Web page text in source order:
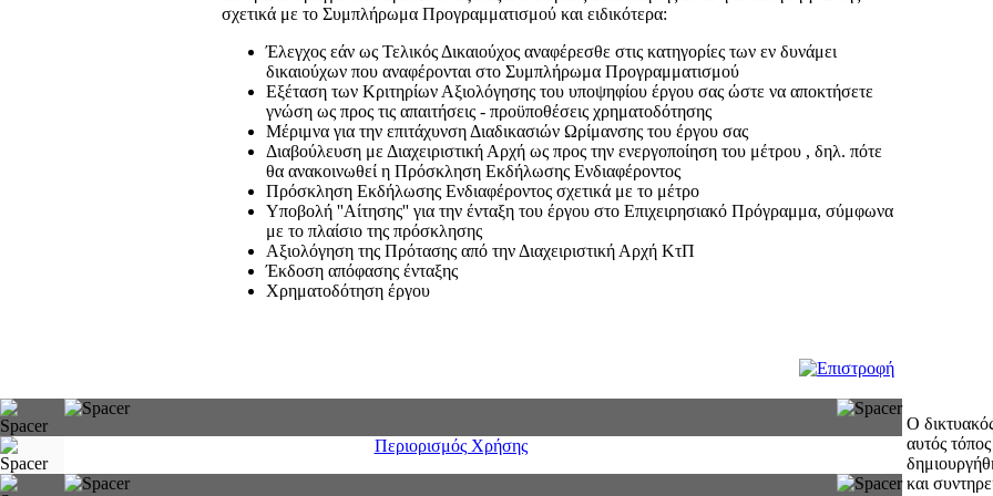
σχετικά με το Συμπλήρωμα Προγραμματισμού και ειδικότερα:
Έλεγχος εάν ως Τελικός Δικαιούχος αναφέρεσθε στις κατηγορίες των εν δυνάμει
δικαιούχων που αναφέρονται στο Συμπλήρωμα Προγραμματισμού
Εξέταση των Κριτηρίων Αξιολόγησης του υποψηφίου έργου σας ώστε να αποκτήσετε
γνώση ως προς τις απαιτήσεις - προϋποθέσεις χρηματοδότησης
Μέριμνα για την επιτάχυνση Διαδικασιών Ωρίμανσης του έργου σας
Διαβούλευση με Διαχειριστική Αρχή ως προς την ενεργοποίηση του μέτρου , δηλ. πότε
θα ανακοινωθεί η Πρόσκληση Εκδήλωσης Ενδιαφέροντος
Πρόσκληση Εκδήλωσης Ενδιαφέροντος σχετικά με το μέτρο
Υποβολή ''Αίτησης'' για την ένταξη του έργου στο Επιχειρησιακό Πρόγραμμα, σύμφωνα
με το πλαίσιο της πρόσκλησης
Αξιολόγηση της Πρότασης από την Διαχειριστική Αρχή ΚτΠ
Έκδοση απόφασης ένταξης
Χρηματοδότηση έργου
Περιορισμός Χρήσης
Ο
αυτός τόπος
και